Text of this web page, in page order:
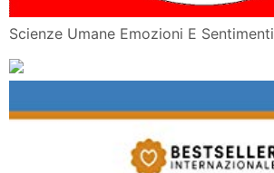
Scienze Umane Emozioni E Sentimenti